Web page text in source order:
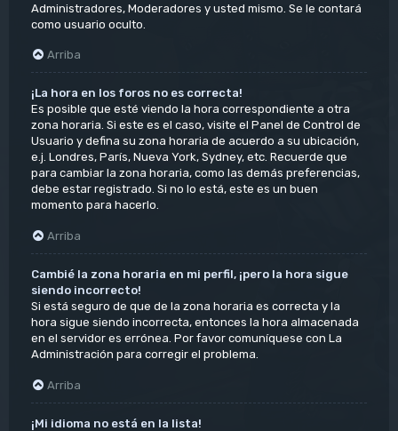
Administradores, Moderadores y usted mismo. Se le contará
como usuario oculto.
Arriba
¡La hora en los foros no es correcta!
Es posible que esté viendo la hora correspondiente a otra
zona horaria. Si este es el caso, visite el Panel de Control de
Usuario y defina su zona horaria de acuerdo a su ubicación,
e.j. Londres, París, Nueva York, Sydney, etc. Recuerde que
para cambiar la zona horaria, como las demás preferencias,
debe estar registrado. Si no lo está, este es un buen
momento para hacerlo.
Arriba
Cambié la zona horaria en mi perfil, ¡pero la hora sigue
siendo incorrecto!
Si está seguro de que de la zona horaria es correcta y la
hora sigue siendo incorrecta, entonces la hora almacenada
en el servidor es errónea. Por favor comuníquese con La
Administración para corregir el problema.
Arriba
¡Mi idioma no está en la lista!